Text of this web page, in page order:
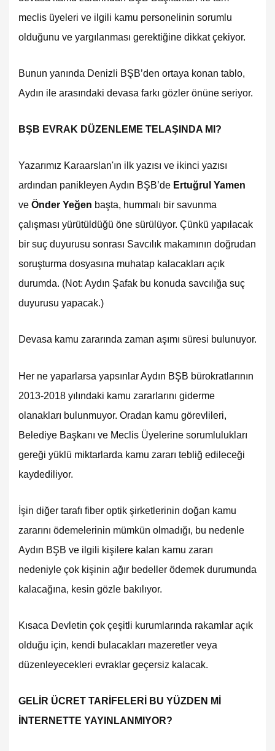
meclis üyeleri ve ilgili kamu personelinin sorumlu
olduğunu ve yargılanması gerektiğine dikkat çekiyor.
Bunun yanında Denizli BŞB’den ortaya konan tablo,
Aydın ile arasındaki devasa farkı gözler önüne seriyor.
BŞB EVRAK DÜZENLEME TELAŞINDA MI?
Yazarımız Karaarslan'ın ilk yazısı ve ikinci yazısı
ardından panikleyen Aydın BŞB’de Ertuğrul Yamen
ve Önder Yeğen başta, hummalı bir savunma
çalışması yürütüldüğü öne sürülüyor. Çünkü yapılacak
bir suç duyurusu sonrası Savcılık makamının doğrudan
soruşturma dosyasına muhatap kalacakları açık
durumda. (Not: Aydın Şafak bu konuda savcılığa suç
duyurusu yapacak.)
Devasa kamu zararında zaman aşımı süresi bulunuyor.
Her ne yaparlarsa yapsınlar Aydın BŞB bürokratlarının
2013-2018 yılındaki kamu zararlarını giderme
olanakları bulunmuyor. Oradan kamu görevlileri,
Belediye Başkanı ve Meclis Üyelerine sorumlulukları
gereği yüklü miktarlarda kamu zararı tebliğ edileceği
kaydediliyor.
İşin diğer tarafı fiber optik şirketlerinin doğan kamu
zararını ödemelerinin mümkün olmadığı, bu nedenle
Aydın BŞB ve ilgili kişilere kalan kamu zararı
nedeniyle çok kişinin ağır bedeller ödemek durumunda
kalacağına, kesin gözle bakılıyor.
Kısaca Devletin çok çeşitli kurumlarında rakamlar açık
olduğu için, kendi bulacakları mazeretler veya
düzenleyecekleri evraklar geçersiz kalacak.
GELİR ÜCRET TARİFELERİ BU YÜZDEN Mİ
İNTERNETTE YAYINLANMIYOR?